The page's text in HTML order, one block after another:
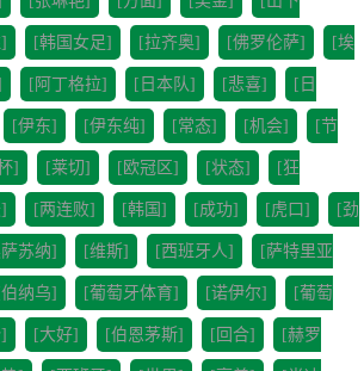
[韩国女足] [拉齐奥] [佛罗伦萨] [埃
[阿丁格拉] [日本队] [悲喜] [日
[伊东] [伊东纯] [常态] [机会] [节
] [莱切] [欧冠区] [状态] [狂
[两连败] [韩国] [成功] [虎口] [劲
苏纳] [维斯] [西班牙人] [萨特里亚
纳乌] [葡萄牙体育] [诺伊尔] [葡萄
[大好] [伯恩茅斯] [回合] [赫罗